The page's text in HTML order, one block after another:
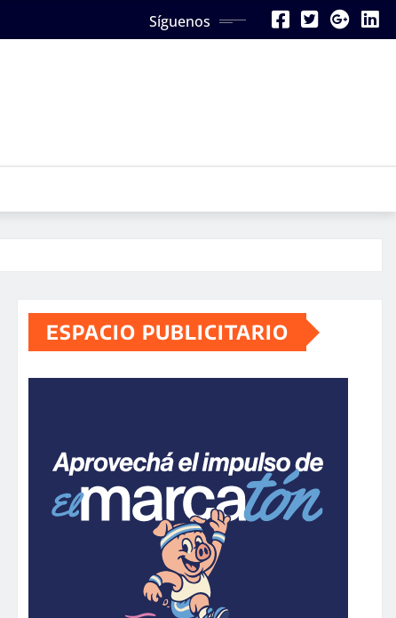
Síguenos
ESPACIO PUBLICITARIO